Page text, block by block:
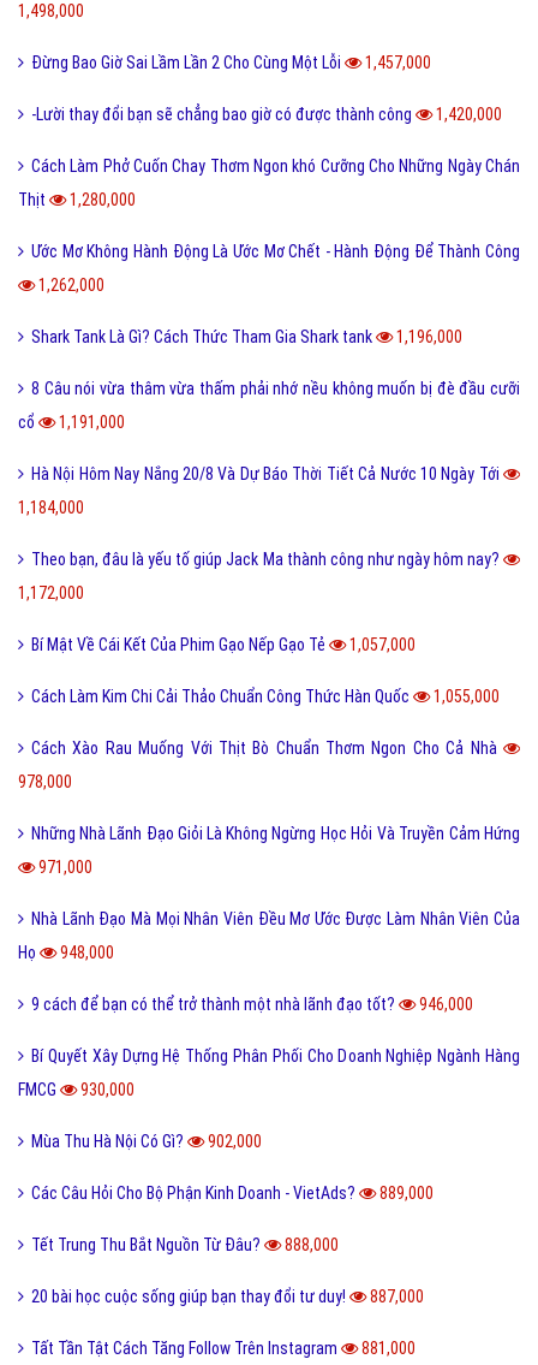
1,498,000
Đừng Bao Giờ Sai Lầm Lần 2 Cho Cùng Một Lỗi 1,457,000
-Lười thay đổi bạn sẽ chẳng bao giờ có được thành công 1,420,000
Cách Làm Phở Cuốn Chay Thơm Ngon khó Cưỡng Cho Những Ngày Chán
Thịt
1,280,000
Ước Mơ Không Hành Động Là Ước Mơ Chết - Hành Động Để Thành Công
1,262,000
Shark Tank Là Gì? Cách Thức Tham Gia Shark tank 1,196,000
8 Câu nói vừa thâm vừa thấm phải nhớ nều không muốn bị đè đầu cưỡi
cổ
1,191,000
Hà Nội Hôm Nay Nắng 20/8 Và Dự Báo Thời Tiết Cả Nước 10 Ngày Tới
1,184,000
Theo bạn, đâu là yếu tố giúp Jack Ma thành công như ngày hôm nay?
1,172,000
Bí Mật Về Cái Kết Của Phim Gạo Nếp Gạo Tẻ 1,057,000
Cách Làm Kim Chi Cải Thảo Chuẩn Công Thức Hàn Quốc 1,055,000
Cách Xào Rau Muống Với Thịt Bò Chuẩn Thơm Ngon Cho Cả Nhà
978,000
Những Nhà Lãnh Đạo Giỏi Là Không Ngừng Học Hỏi Và Truyền Cảm Hứng
971,000
Nhà Lãnh Đạo Mà Mọi Nhân Viên Đều Mơ Ước Được Làm Nhân Viên Của
Họ
948,000
9 cách để bạn có thể trở thành một nhà lãnh đạo tốt? 946,000
Bí Quyết Xây Dựng Hệ Thống Phân Phối Cho Doanh Nghiệp Ngành Hàng
FMCG
930,000
Mùa Thu Hà Nội Có Gì? 902,000
Các Câu Hỏi Cho Bộ Phận Kinh Doanh - VietAds? 889,000
Tết Trung Thu Bắt Nguồn Từ Đâu? 888,000
20 bài học cuộc sống giúp bạn thay đổi tư duy! 887,000
Tất Tần Tật Cách Tăng Follow Trên Instagram 881,000